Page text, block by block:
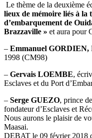
Le thème de la deuxième
lieux de mémoire liés à
d’embarquement de
Brazzaville » et aura pour
– Emmanuel GORDIEN,
1998 (CM98)
– Gervais LOEMBE,
Esclaves et du Port
– Serge GUEZO, prince
fondateur d’Esclaves et
Nous aurons le plaisir de
Maasai.
DEBAT le 09 février 2018